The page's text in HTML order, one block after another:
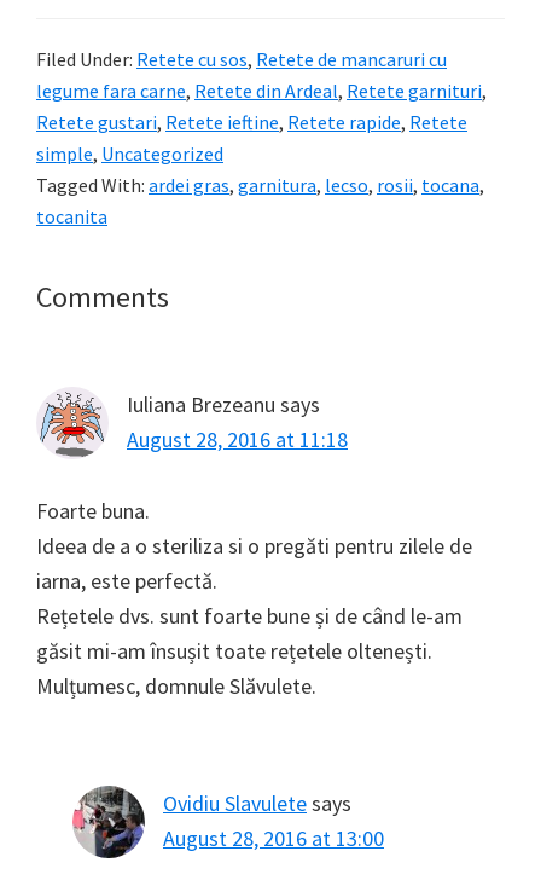
Filed Under: Retete cu sos, Retete de mancaruri cu
legume fara carne, Retete din Ardeal, Retete garnituri,
Retete gustari, Retete ieftine, Retete rapide, Retete
simple, Uncategorized
Tagged With: ardei gras, garnitura, lecso, rosii, tocana,
tocanita
Reader
Comments
Iuliana Brezeanu says
August 28, 2016 at 11:18
Foarte buna.
Ideea de a o steriliza si o pregăti pentru zilele de
iarna, este perfectă.
Rețetele dvs. sunt foarte bune și de când le-am
găsit mi-am însușit toate rețetele oltenești.
Mulțumesc, domnule Slăvulete.
Ovidiu Slavuletesays
August 28, 2016 at 13:00